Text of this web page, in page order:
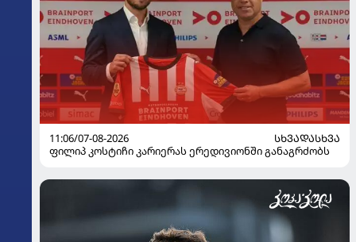
11:06/07-08-2026
ᲡᲮᲕᲐᲓᲐᲡᲮᲕᲐ
ფილიპ კოსტიჩი კარიერას ერედივიონში განაგრძობს